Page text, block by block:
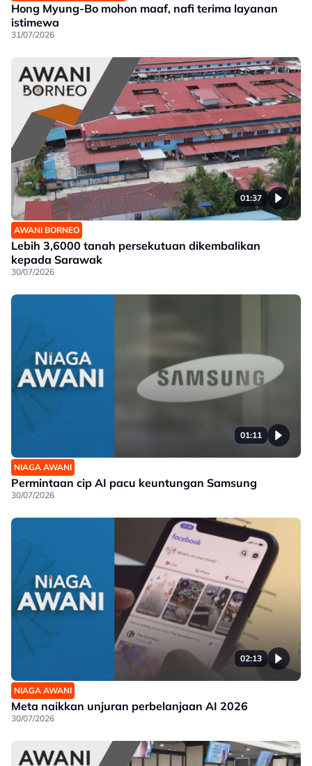
Hong Myung-Bo mohon maaf, nafi terima layanan
istimewa
31/07/2026
01:37
AWANI BORNEO
Lebih 3,6000 tanah persekutuan dikembalikan
kepada Sarawak
30/07/2026
01:11
NIAGA AWANI
Permintaan cip AI pacu keuntungan Samsung
30/07/2026
02:13
NIAGA AWANI
Meta naikkan unjuran perbelanjaan AI 2026
30/07/2026